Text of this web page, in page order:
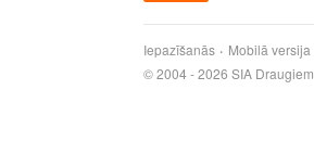
Iepazīšanās Mobilā versija
© 2004 - 2026 SIA Draugiem